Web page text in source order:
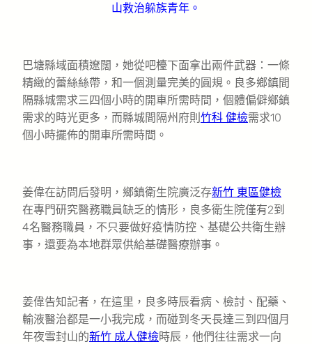
山救治躲族青年。
巴塘縣域面積遼闊，她從吧檯下面拿出兩件武器：一條
精緻的蕾絲絲帶，和一個測量完美的圓規。良多鄉鎮間
隔縣城需求三四個小時的開車所需時間，個體偏僻鄉鎮
需求的時光更多，而縣城間隔州府則 竹科 健檢需求10
個小時擺佈的開車所需時間。
姜偉在訪問后發明，鄉鎮衛生院廣泛存新竹 東區健檢
在專門研究醫務職員缺乏的情形，良多衛生院僅有2到
4名醫務職員，不只要做好疫情防控、基礎公共衛生辦
事，還要為本地群眾供給基礎醫療辦事。
姜偉告知記者，在這里，良多時辰看病、檢討、配藥、
輸液醫治都是一小我完成，而碰到冬天長達三到四個月
年夜雪封山的新竹 成人健檢時辰，他們往往需求一向